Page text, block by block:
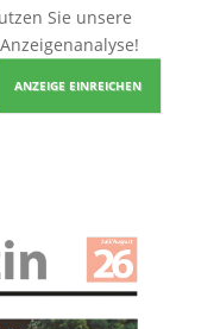
Sie unsere
ANZEIGE EINREICHEN